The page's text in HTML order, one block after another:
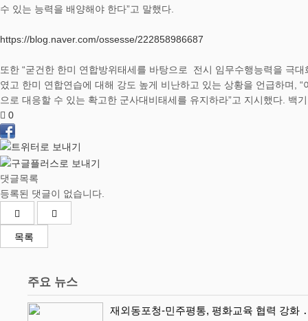
수 있는 능력을 배양해야 한다”고 말했다.
https://blog.naver.com/ossesse/222858986687
또한 “굳건한 한미 연합방위태세를 바탕으로 전시 임무수행능력을 극
였고 한미 연합연습에 대해 강도 높게 비난하고 있는 상황을 언급하며,
으로 대응할 수 있는 확고한 군사대비태세를 유지하라”고 지시했다. 백
0
댓글목록
등록된 댓글이 없습니다.
목록
주요 뉴스
재외동포청-민주평통, 평화교육 협력 강화